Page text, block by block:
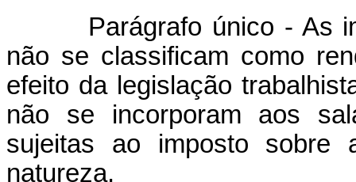
Parágrafo único - As
não se classificam como
efeito da legislação
não se incorporam aos
sujeitas ao imposto sobre
natureza.